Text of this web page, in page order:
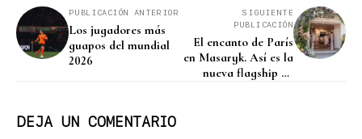
PUBLICACIÓN ANTERIOR
Los jugadores más
guapos del mundial
2026
SIGUIENTE
PUBLICACIÓN
El encanto de París
en Masaryk. Así es la
nueva flagship de
DEJA UN COMENTARIO